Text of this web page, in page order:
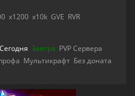
x1200 x10k GVE RVR
Сегодня Завтра PVP Сервера
Мультикрафт Без доната